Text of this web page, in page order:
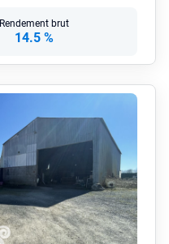
Rendement brut
14.5 %